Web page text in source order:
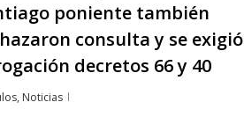
poniente también
consulta y se exigió
decretos 66 y 40
, Noticias